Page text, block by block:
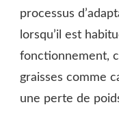
processus
lorsqu’il est
fonctionnement,
graisses comme
une perte de